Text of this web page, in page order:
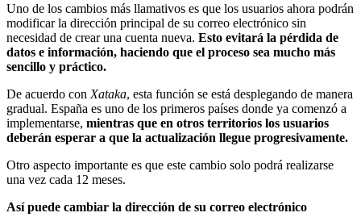
Uno de los cambios más llamativos es que los usuarios ahora podrán
modificar la dirección principal de su correo electrónico sin
necesidad de crear una cuenta nueva. Esto evitará la pérdida de
datos e información, haciendo que el proceso sea mucho más
sencillo y práctico.
De acuerdo con Xataka, esta función se está desplegando de manera
gradual. España es uno de los primeros países donde ya comenzó a
implementarse, mientras que en otros territorios los usuarios
deberán esperar a que la actualización llegue progresivamente.
Otro aspecto importante es que este cambio solo podrá realizarse
una vez cada 12 meses.
Así puede cambiar la dirección de su correo electrónico